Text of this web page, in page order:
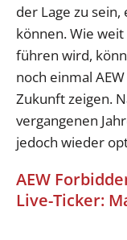
der Lage zu
können. Wie
führen wird,
noch einmal
Zukunft zeigen.
vergangenen
jedoch wieder
AEW
Live-Ticker: